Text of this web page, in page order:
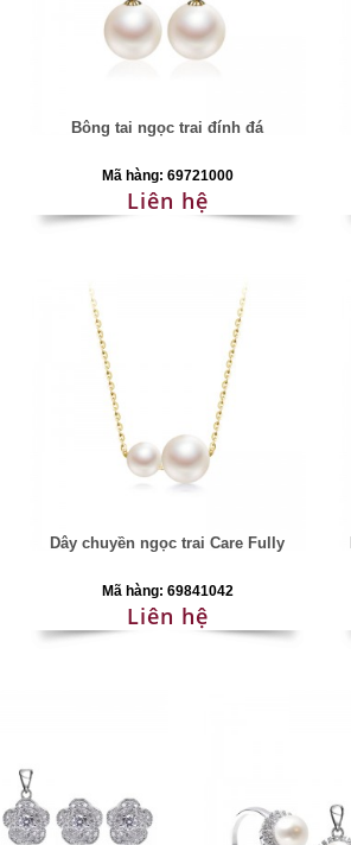
Bông tai ngọc trai đính đá
Mã hàng: 69721000
Liên hệ
Dây chuyền ngọc trai Care Fully
Mã hàng: 69841042
Liên hệ